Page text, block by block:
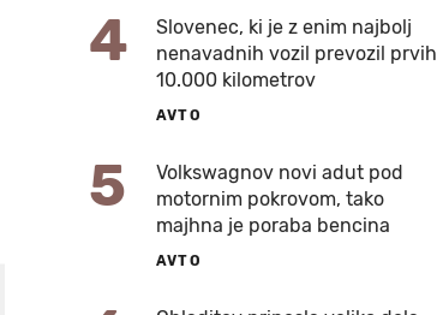
4
Slovenec, ki je z enim najbolj
nenavadnih vozil prevozil prvih
10.000 kilometrov
AVTO
5
Volkswagnov novi adut pod
motornim pokrovom, tako
majhna je poraba bencina
AVTO